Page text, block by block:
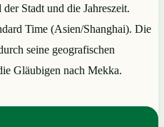
Stadt und die Jahreszeit.
Time (Asien/Shanghai). Die
seine geografischen
Gläubigen nach Mekka.